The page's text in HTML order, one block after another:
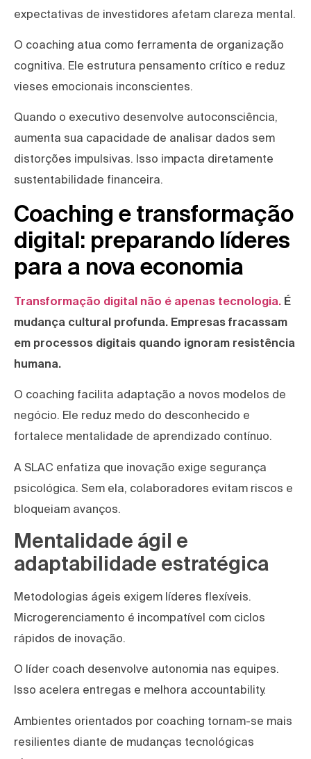
expectativas de investidores afetam clareza mental.
O coaching atua como ferramenta de organização
cognitiva. Ele estrutura pensamento crítico e reduz
vieses emocionais inconscientes.
Quando o executivo desenvolve autoconsciência,
aumenta sua capacidade de analisar dados sem
distorções impulsivas. Isso impacta diretamente
sustentabilidade financeira.
Coaching e transformação
digital: preparando líderes
para a nova economia
Transformação digital não é apenas tecnologia. É
mudança cultural profunda. Empresas fracassam
em processos digitais quando ignoram resistência
humana.
O coaching facilita adaptação a novos modelos de
negócio. Ele reduz medo do desconhecido e
fortalece mentalidade de aprendizado contínuo.
A SLAC enfatiza que inovação exige segurança
psicológica. Sem ela, colaboradores evitam riscos e
bloqueiam avanços.
Mentalidade ágil e
adaptabilidade estratégica
Metodologias ágeis exigem líderes flexíveis.
Microgerenciamento é incompatível com ciclos
rápidos de inovação.
O líder coach desenvolve autonomia nas equipes.
Isso acelera entregas e melhora accountability.
Ambientes orientados por coaching tornam-se mais
resilientes diante de mudanças tecnológicas